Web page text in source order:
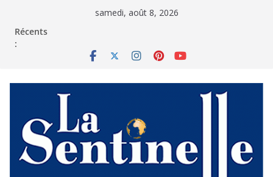
samedi, août 8, 2026
Récents
: